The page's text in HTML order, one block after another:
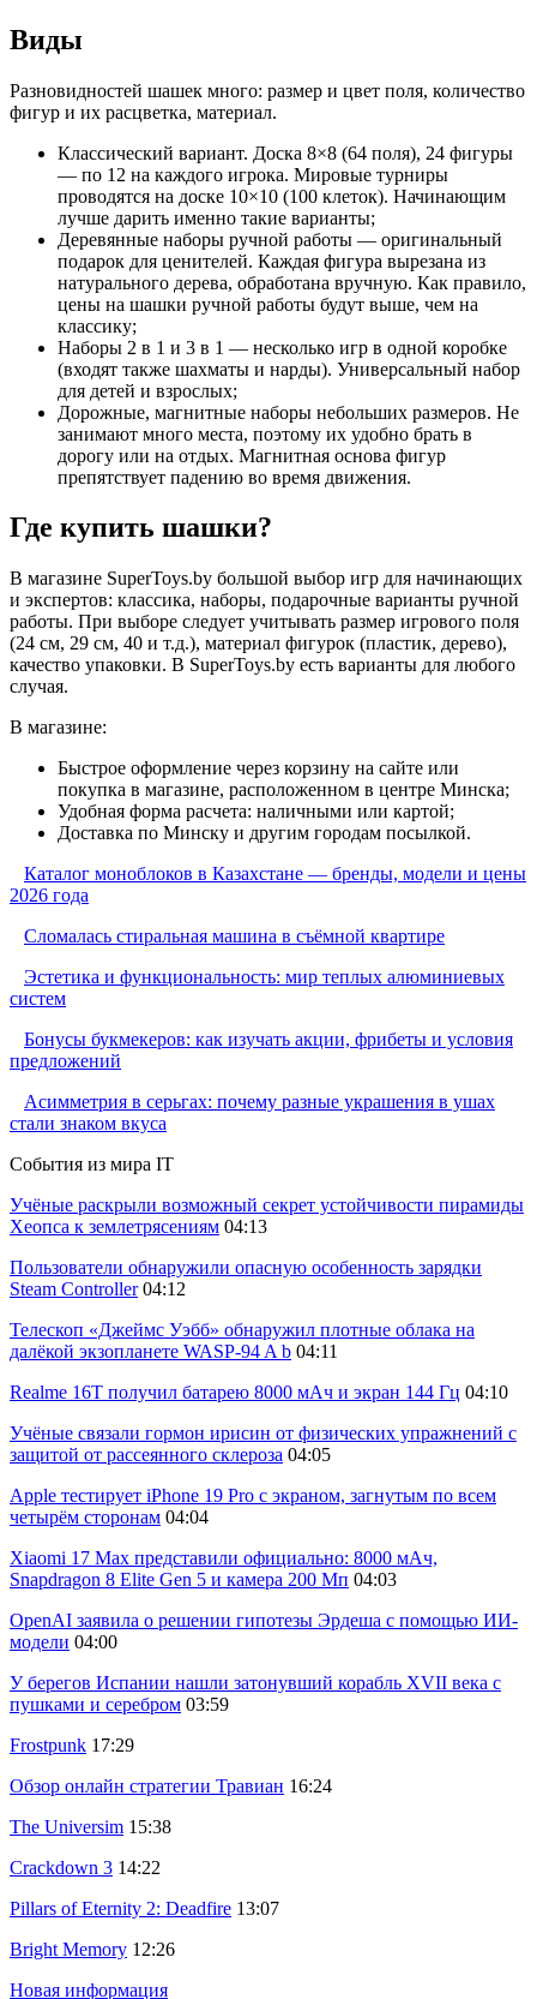
Виды
Разновидностей шашек много: размер и цвет поля, количество
фигур и их расцветка, материал.
Классический вариант. Доска 8×8 (64 поля), 24 фигуры
— по 12 на каждого игрока. Мировые турниры
проводятся на доске 10×10 (100 клеток). Начинающим
лучше дарить именно такие варианты;
Деревянные наборы ручной работы — оригинальный
подарок для ценителей. Каждая фигура вырезана из
натурального дерева, обработана вручную. Как правило,
цены на шашки ручной работы будут выше, чем на
классику;
Наборы 2 в 1 и 3 в 1 — несколько игр в одной коробке
(входят также шахматы и нарды). Универсальный набор
для детей и взрослых;
Дорожные, магнитные наборы небольших размеров. Не
занимают много места, поэтому их удобно брать в
дорогу или на отдых. Магнитная основа фигур
препятствует падению во время движения.
Где купить шашки?
В магазине SuperToys.by большой выбор игр для начинающих
и экспертов: классика, наборы, подарочные варианты ручной
работы. При выборе следует учитывать размер игрового поля
(24 см, 29 см, 40 и т.д.), материал фигурок (пластик, дерево),
качество упаковки. В SuperToys.by есть варианты для любого
случая.
В магазине:
Быстрое оформление через корзину на сайте или
покупка в магазине, расположенном в центре Минска;
Удобная форма расчета: наличными или картой;
Доставка по Минску и другим городам посылкой.
Каталог моноблоков в Казахстане — бренды, модели и цены
2026 года
Сломалась стиральная машина в съёмной квартире
Эстетика и функциональность: мир теплых алюминиевых
систем
Бонусы букмекеров: как изучать акции, фрибеты и условия
предложений
Асимметрия в серьгах: почему разные украшения в ушах
стали знаком вкуса
События из мира IT
Учёные раскрыли возможный секрет устойчивости пирамиды
Хеопса к землетрясениям 04:13
Пользователи обнаружили опасную особенность зарядки
Steam Controller 04:12
Телескоп «Джеймс Уэбб» обнаружил плотные облака на
далёкой экзопланете WASP-94 A b 04:11
Realme 16T получил батарею 8000 мАч и экран 144 Гц 04:10
Учёные связали гормон ирисин от физических упражнений с
защитой от рассеянного склероза 04:05
Apple тестирует iPhone 19 Pro с экраном, загнутым по всем
четырём сторонам 04:04
Xiaomi 17 Max представили официально: 8000 мАч,
Snapdragon 8 Elite Gen 5 и камера 200 Мп 04:03
OpenAI заявила о решении гипотезы Эрдеша с помощью ИИ-
модели 04:00
У берегов Испании нашли затонувший корабль XVII века с
пушками и серебром 03:59
Frostpunk 17:29
Обзор онлайн стратегии Травиан 16:24
The Universim 15:38
Crackdown 3 14:22
Pillars of Eternity 2: Deadfire 13:07
Bright Memory 12:26
Новая информация